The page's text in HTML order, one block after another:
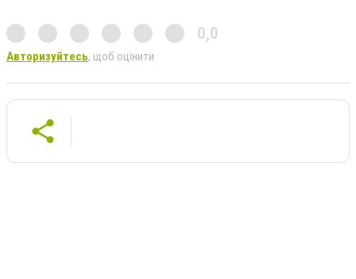
0,0
Авторизуйтесь, щоб оцінити